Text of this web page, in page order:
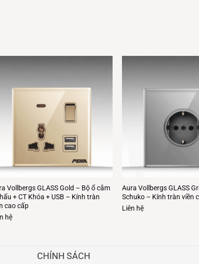
Vollbergs GLASS Gold – Bộ ổ cắm
+ CT Khóa + USB – Kính tràn
cao cấp
hệ
Aura Vollbergs GLASS
Schuko – Kính tràn viền
Liên hệ
CHÍNH SÁCH